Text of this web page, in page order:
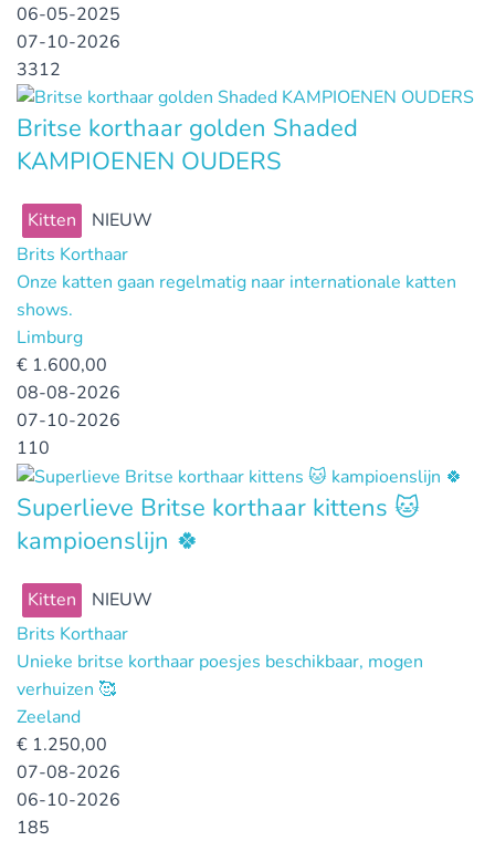
06-05-2025
07-10-2026
3312
Britse korthaar golden Shaded
KAMPIOENEN OUDERS
Kitten
NIEUW
Brits Korthaar
Onze katten gaan regelmatig naar internationale katten
shows.
Limburg
€ 1.600,00
08-08-2026
07-10-2026
110
Superlieve Britse korthaar kittens 🐱
kampioenslijn 🍀
Kitten
NIEUW
Brits Korthaar
Unieke britse korthaar poesjes beschikbaar, mogen
verhuizen 🥰
Zeeland
€ 1.250,00
07-08-2026
06-10-2026
185